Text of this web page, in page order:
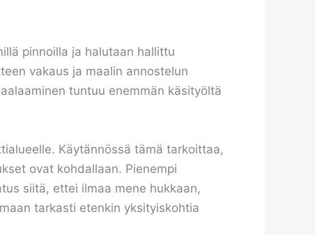
pinnoilla ja halutaan hallittu
vakaus ja maalin annostelun
tuntuu enemmän käsityöltä
Käytännössä tämä tarkoittaa,
ovat kohdallaan. Pienempi
siitä, ettei ilmaa mene hukkaan,
tarkasti etenkin yksityiskohtia